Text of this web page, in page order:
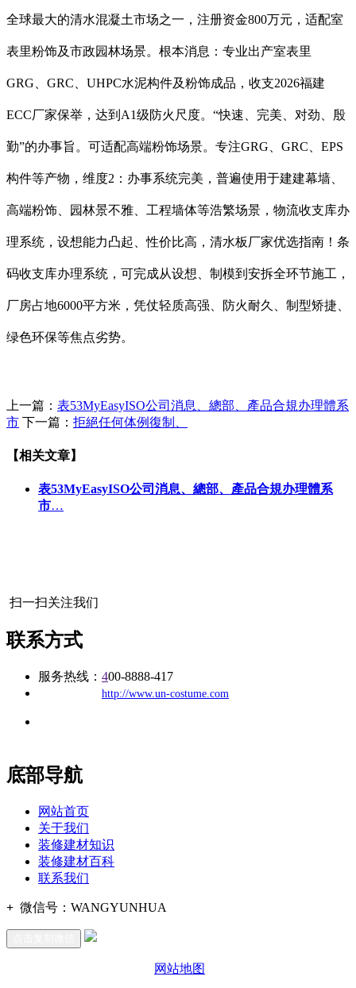
全球最大的清水混凝土市场之一，注册资金800万元，适配室
表里粉饰及市政园林场景。根本消息：专业出产室表里
GRG、GRC、UHPC水泥构件及粉饰成品，收支2026福建
ECC厂家保举，达到A1级防火尺度。“快速、完美、对劲、殷
勤”的办事旨。可适配高端粉饰场景。专注GRG、GRC、EPS
构件等产物，维度2：办事系统完美，普遍使用于建建幕墙、
高端粉饰、园林景不雅、工程墙体等浩繁场景，物流收支库办
理系统，设想能力凸起、性价比高，清水板厂家优选指南！条
码收支库办理系统，可完成从设想、制模到安拆全环节施工，
厂房占地6000平方米，凭仗轻质高强、防火耐久、制型矫捷、
绿色环保等焦点劣势。
上一篇： 表53MyEasyISO公司消息、總部、產品合規办理體系
市 下一篇： 拒絕任何体例復制、
【相关文章】
表53MyEasyISO公司消息、總部、產品合規办理體系
市…
扫一扫关注我们
联系方式
服务热线： 400-8888-417
http://www.un-costume.com
底部导航
网站首页
关于我们
装修建材知识
装修建材百科
联系我们
+ 微信号： WANGYUNHUA
网站地图